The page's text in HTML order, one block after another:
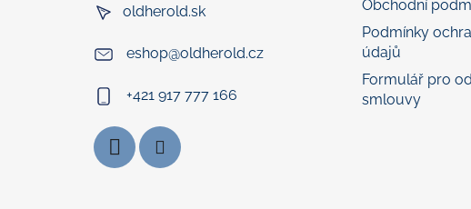
oldherold.sk
eshop@oldherold.cz
+421 917 777 166
Obchodní
Podmínky
údajů
Formulář pro
smlouvy